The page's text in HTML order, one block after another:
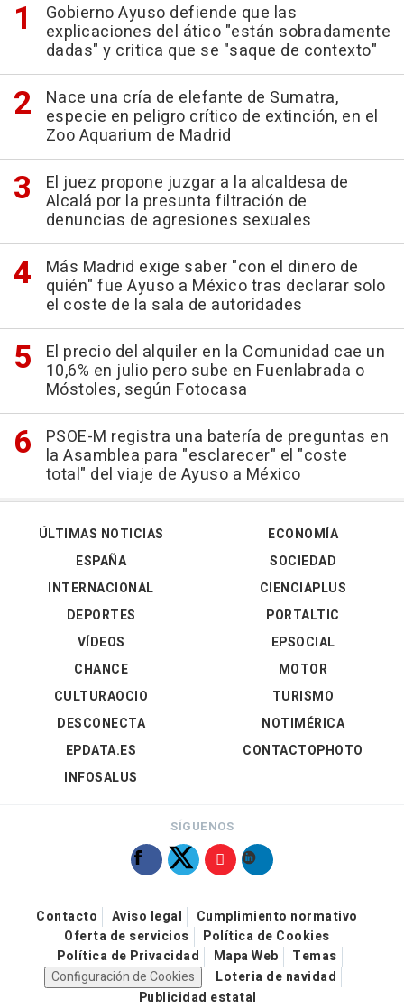
Gobierno Ayuso defiende que las
explicaciones del ático "están sobradamente
dadas" y critica que se "saque de contexto"
Nace una cría de elefante de Sumatra,
especie en peligro crítico de extinción, en el
Zoo Aquarium de Madrid
El juez propone juzgar a la alcaldesa de
Alcalá por la presunta filtración de
denuncias de agresiones sexuales
Más Madrid exige saber "con el dinero de
quién" fue Ayuso a México tras declarar solo
el coste de la sala de autoridades
El precio del alquiler en la Comunidad cae un
10,6% en julio pero sube en Fuenlabrada o
Móstoles, según Fotocasa
PSOE-M registra una batería de preguntas en
la Asamblea para "esclarecer" el "coste
total" del viaje de Ayuso a México
ÚLTIMAS NOTICIAS
ESPAÑA
INTERNACIONAL
DEPORTES
VÍDEOS
ECONOMÍA
SOCIEDAD
CIENCIAPLUS
PORTALTIC
EPSOCIAL
CHANCE
CULTURAOCIO
DESCONECTA
EPDATA.ES
INFOSALUS
MOTOR
TURISMO
NOTIMÉRICA
CONTACTOPHOTO
SÍGUENOS
Contacto Aviso legal
Cumplimiento normativo
Oferta de servicios
Política de Cookies
Política de Privacidad
Mapa Web
Temas
Configuración de Cookies
Loteria de navidad
Publicidad estatal